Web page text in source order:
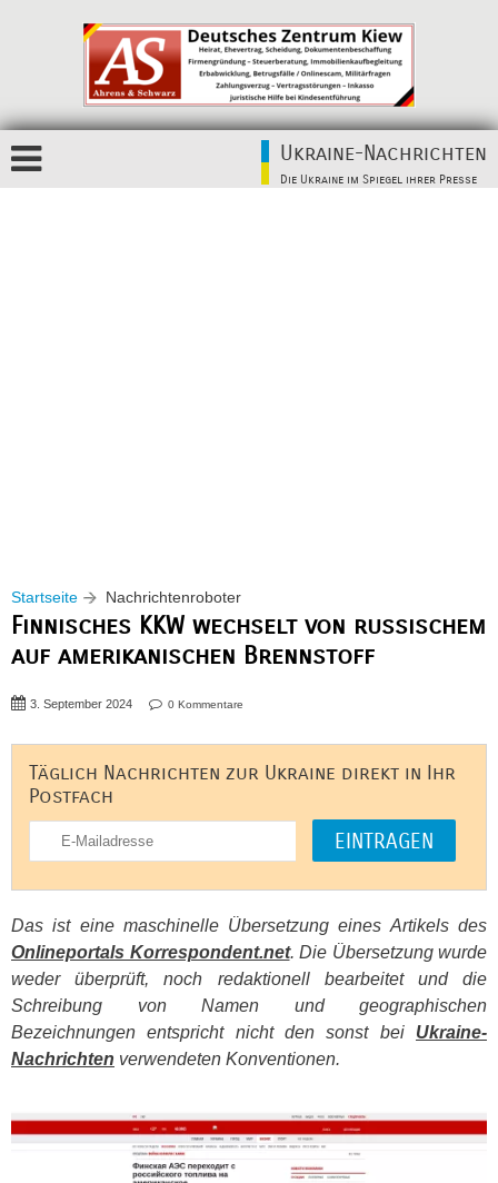
Ukraine-Nachrichten
Die Ukraine im Spiegel ihrer Presse
Startseite Nachrichtenroboter
Finnisches KKW wechselt von russischem
auf amerikanischen Brennstoff
3. September 2024 0 Kommentare
Täglich Nachrichten zur Ukraine direkt in Ihr
Postfach
Das ist eine maschinelle Übersetzung eines Artikels des
Onlineportals Korrespondent.net. Die Übersetzung wurde
weder überprüft, noch redaktionell bearbeitet und die
Schreibung von Namen und geographischen
Bezeichnungen entspricht nicht den sonst bei Ukraine-
Nachrichten verwendeten Konventionen.